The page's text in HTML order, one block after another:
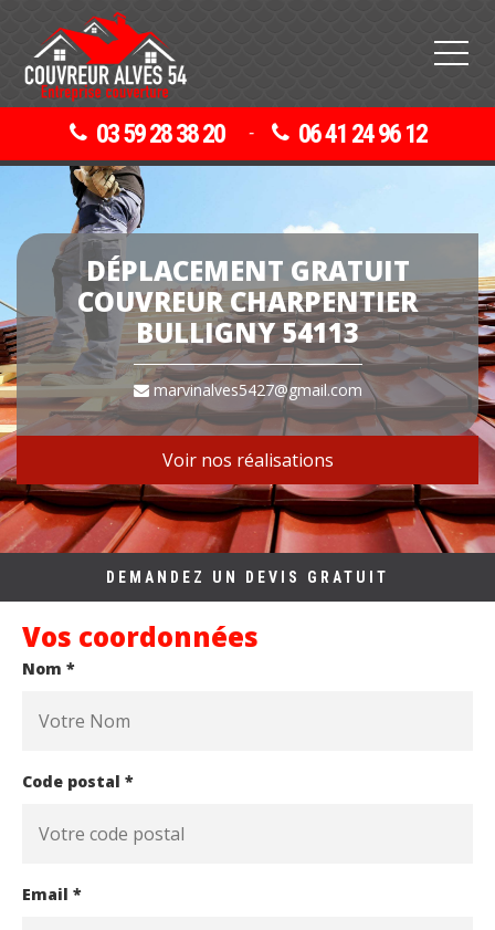
03 59 28 38 20 - 06 41 24 96 12
DÉPLACEMENT GRATUIT
COUVREUR CHARPENTIER
BULLIGNY 54113
marvinalves5427@gmail.com
Voir nos réalisations
DEMANDEZ UN DEVIS GRATUIT
Vos coordonnées
Nom *
Code postal *
Email *